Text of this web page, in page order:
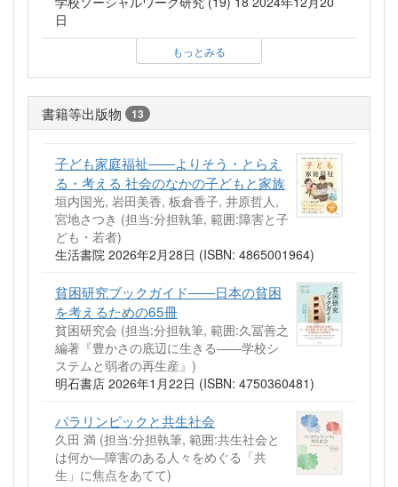
日
もっとみる
書籍等出版物 13
子ども家庭福祉――よりそう・とらえ
る・考える 社会のなかの子どもと家族
垣内国光, 岩田美香, 板倉香子, 井原哲人,
宮地さつき (担当:分担執筆, 範囲:障害と子
ども・若者)
生活書院 2026年2月28日 (ISBN: 4865001964)
貧困研究ブックガイド――日本の貧困
を考えるための65冊
貧困研究会 (担当:分担執筆, 範囲:久冨善之
編著『豊かさの底辺に生きる――学校シ
ステムと弱者の再生産』)
明石書店 2026年1月22日 (ISBN: 4750360481)
パラリンピックと共生社会
久田 満 (担当:分担執筆, 範囲:共生社会と
は何か―障害のある人々をめぐる「共
生」に焦点をあてて)